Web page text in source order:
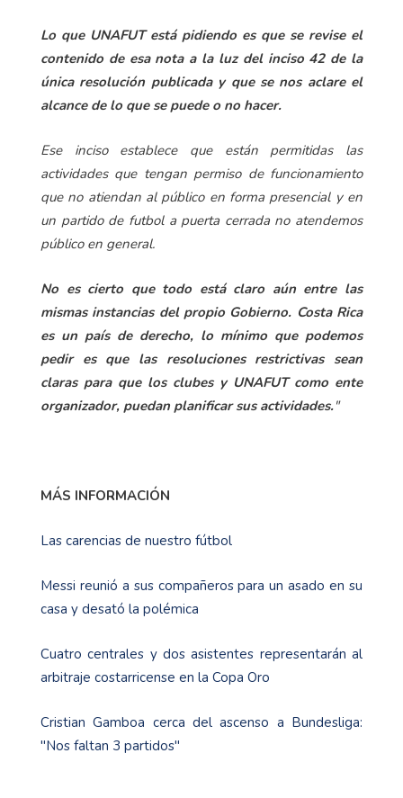
Lo que UNAFUT está pidiendo es que se revise el
contenido de esa nota a la luz del inciso 42 de la
única resolución publicada y que se nos aclare el
alcance de lo que se puede o no hacer.
Ese inciso establece que están permitidas las
actividades que tengan permiso de funcionamiento
que no atiendan al público en forma presencial y en
un partido de futbol a puerta cerrada no atendemos
público en general.
No es cierto que todo está claro aún entre las
mismas instancias del propio Gobierno. Costa Rica
es un país de derecho, lo mínimo que podemos
pedir es que las resoluciones restrictivas sean
claras para que los clubes y UNAFUT como ente
organizador, puedan planificar sus actividades."
MÁS INFORMACIÓN
Las carencias de nuestro fútbol
Messi reunió a sus compañeros para un asado en su
casa y desató la polémica
Cuatro centrales y dos asistentes representarán al
arbitraje costarricense en la Copa Oro
Cristian Gamboa cerca del ascenso a Bundesliga:
"Nos faltan 3 partidos"